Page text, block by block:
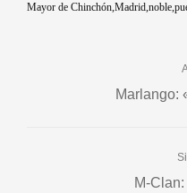
Mayor de Chinchón Madrid noble
Marlango:
M-